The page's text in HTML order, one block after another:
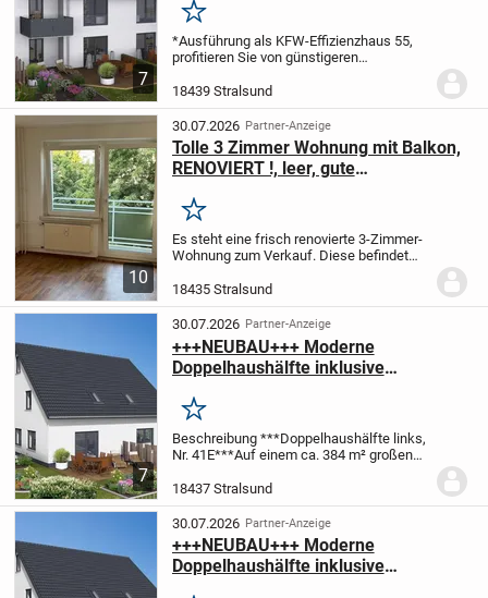
7
Grunderwerbsteuer inklusive!
Merken
*Ausführung als KFW-Effizienzhaus 55,
profitieren Sie von günstigeren
ERFOLGT*+++Wohnen mit Zukunft,
investieren in Sicherheit+++In einer der
angenehmsten Wohnlagen Stralsunds...
18439 Stralsund
10
30.07.2026 Partner-Anzeige
Tolle 3 Zimmer Wohnung mit Balkon,
RENOVIERT !, leer, gute
Kapitalanlage/Eigennutzung
Merken
Es steht eine frisch renovierte 3-Zimmer-
Wohnung zum Verkauf. Diese befindet
Mehrfamilienhaus in der wunderschönen
Hansestadt Stralsund.Es kann sofort
bezogen oder vermietet...
18435 Stralsund
7
30.07.2026 Partner-Anzeige
+++NEUBAU+++ Moderne
Doppelhaushälfte inklusive
Merken
Beschreibung ***Doppelhaushälfte links,
Nr. 41E***Auf einem ca. 384 m² großen
hochwertig ausgestattetes in
Massivbauweise errichtetes Doppelhaus.
Bei diesem...
18437 Stralsund
30.07.2026 Partner-Anzeige
+++NEUBAU+++ Moderne
Doppelhaushälfte inklusive